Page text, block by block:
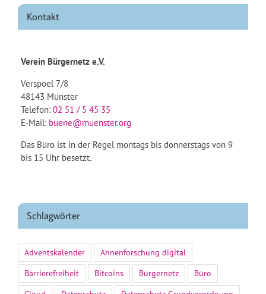
Kontakt
Verein Bürgernetz e.V.
Verspoel 7/8
48143 Münster
Telefon: 02 51 / 5 45 35
E-Mail: buene@muenster.org
Das Büro ist in der Regel montags bis donnerstags von 9
bis 15 Uhr besetzt.
Schlagwörter
Adventskalender
Ahnenforschung digital
Barrierefreiheit
Bitcoins Bürgernetz
Büro